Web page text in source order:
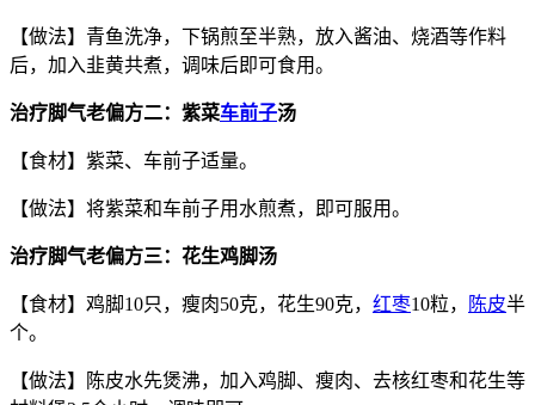
【做法】青鱼洗净，下锅煎至半熟，放入酱油、烧酒等作料
后，加入韭黄共煮，调味后即可食用。
治疗脚气老偏方二：紫菜车前子汤
【食材】紫菜、车前子适量。
【做法】将紫菜和车前子用水煎煮，即可服用。
治疗脚气老偏方三：花生鸡脚汤
【食材】鸡脚10只，瘦肉50克，花生90克， 红枣10粒， 陈皮半
个。
【做法】陈皮水先煲沸，加入鸡脚、瘦肉、去核红枣和花生等